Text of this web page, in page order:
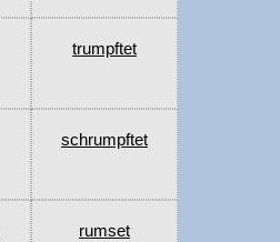
trumpftet
schrumpftet
rumset